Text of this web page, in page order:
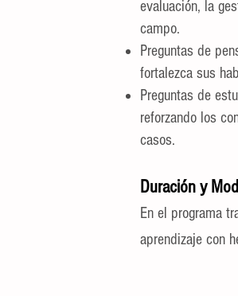
evaluación, la
campo.
Preguntas de
fortalezca sus
Preguntas de
reforzando los
casos.
Duración y
En el programa
aprendizaje con